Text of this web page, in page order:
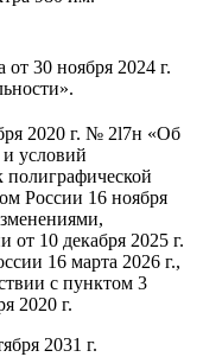
от 30 ноября 2024 г.
2020 г. № 2l7н «Об
условий
полиграфической
России 16 ноября
10 декабря 2025 г.
16 марта 2026 г.,
с пунктом 3
2020 г.
2031 г.